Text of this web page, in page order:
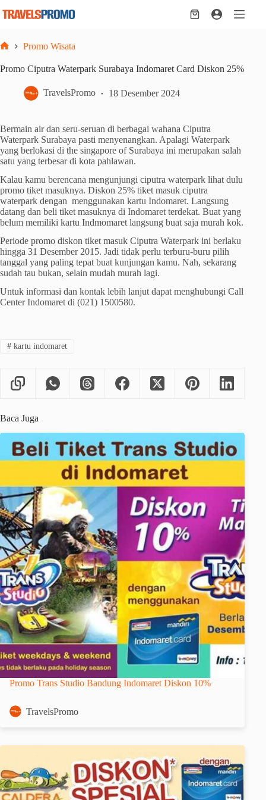
Shopping
Promo Wisata
Promo Ciputra Waterpark Surabaya Indomaret Card Diskon 25%
TravelsPromo 18 Desember 2024
Bermain air dan seru-seruan di berbagai wahana Ciputra
Waterpark Surabaya pasti menyenangkan. Apalagi Waterpark
yang berlokasi di the singapore of Surabaya ini merupakan salah
satu yang terbesar di kota pahlawan.
Kalau kamu berencana mengunjungi ciputra waterpark lihat dulu
promo tiket masuknya. Diskon 25% tiket masuk ciputra
waterpark dengan menggunakan kartu Indomaret. Langsung
datang dan beli tiket masuknya di Indomaret terdekat. Buat yang
belum memiliki kartu Indmomaret langsung buat saja murah kok.
Periode promo diskon tiket masuk Ciputra Waterpark ini berlaku
hingga 31 Desember 2015. Jadi tidak perlu terburu-buru pilih
tanggal yang paling tepat buat kunjungan kamu. Nah, sekarang
sudah tau bukan, selain mudah murah lagi.
Untuk informasi dan kontak lebih lanjut dapat menghubungi Call
Center Indomaret di (021) 1500580.
#kartu indomaret
Baca Juga
Promo Trans Studio Bandung Indomaret Diskon 10%
TravelsPromo